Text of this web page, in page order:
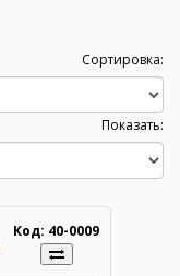
Сортировка:
Показать:
Код: 40-0009